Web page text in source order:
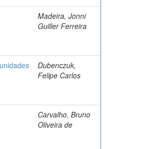
Madeira, Jonni
Guiller Ferreira
Dubenczuk,
Felipe Carlos
Carvalho, Bruno
Oliveira de